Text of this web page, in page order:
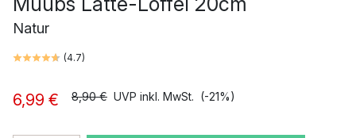
Natur
(4.7)
6,99 € 8,90 € UVP inkl. MwSt. (-21%)